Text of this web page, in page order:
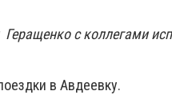
с коллегами
в Авдеевку.